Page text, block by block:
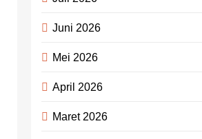
Juni 2026
Mei 2026
April 2026
Maret 2026